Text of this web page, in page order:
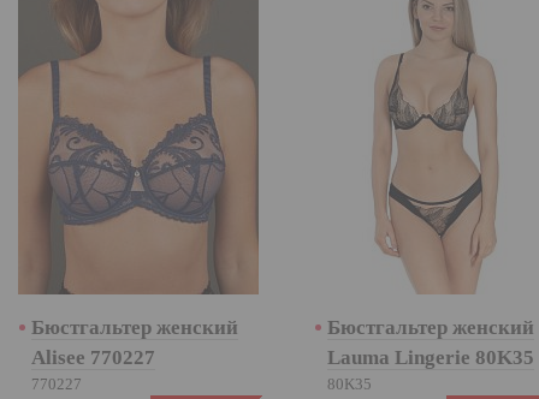
Бюстгальтер женский
Alisee 770227
770227
Бюстгальтер женский
Lauma Lingerie 80K35
80K35